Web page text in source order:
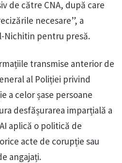
de către CNA, după care
necesare”, a
Nichitin pentru presă.
transmise anterior de
al Poliției privind
a celor șase persoane
desfășurarea imparțială a
aplică o politică de
acte de corupție sau
angajați.